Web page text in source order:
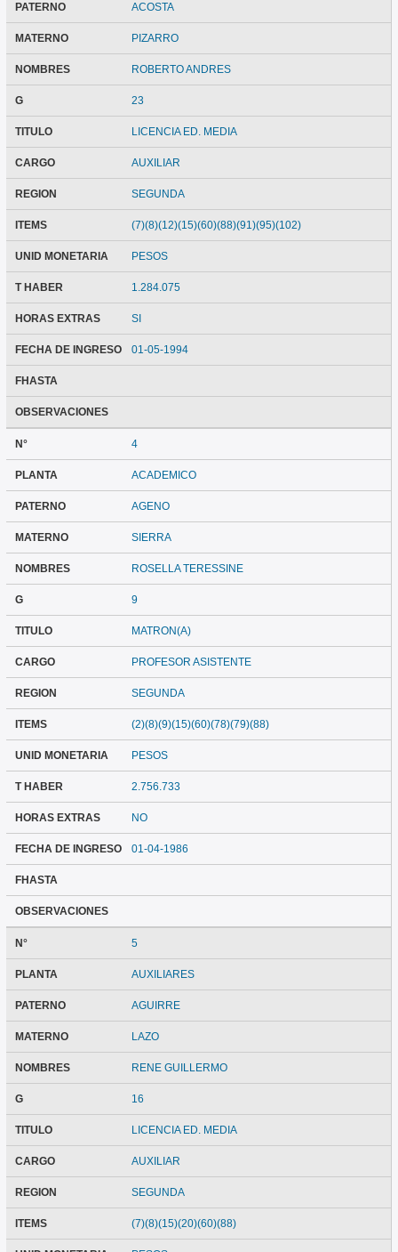
PATERNO ACOSTA
MATERNO PIZARRO
NOMBRES ROBERTO ANDRES
G 23
TITULO LICENCIA ED. MEDIA
CARGO AUXILIAR
REGION SEGUNDA
ITEMS (7)(8)(12)(15)(60)(88)(91)(95)(102)
UNID MONETARIA PESOS
T HABER 1.284.075
HORAS EXTRAS SI
FECHA DE INGRESO 01-05-1994
FHASTA
OBSERVACIONES
N° 4
PLANTA ACADEMICO
PATERNO AGENO
MATERNO SIERRA
NOMBRES ROSELLA TERESSINE
G 9
TITULO MATRON(A)
CARGO PROFESOR ASISTENTE
REGION SEGUNDA
ITEMS (2)(8)(9)(15)(60)(78)(79)(88)
UNID MONETARIA PESOS
T HABER 2.756.733
HORAS EXTRAS NO
FECHA DE INGRESO 01-04-1986
FHASTA
OBSERVACIONES
N° 5
PLANTA AUXILIARES
PATERNO AGUIRRE
MATERNO LAZO
NOMBRES RENE GUILLERMO
G 16
TITULO LICENCIA ED. MEDIA
CARGO AUXILIAR
REGION SEGUNDA
ITEMS (7)(8)(15)(20)(60)(88)